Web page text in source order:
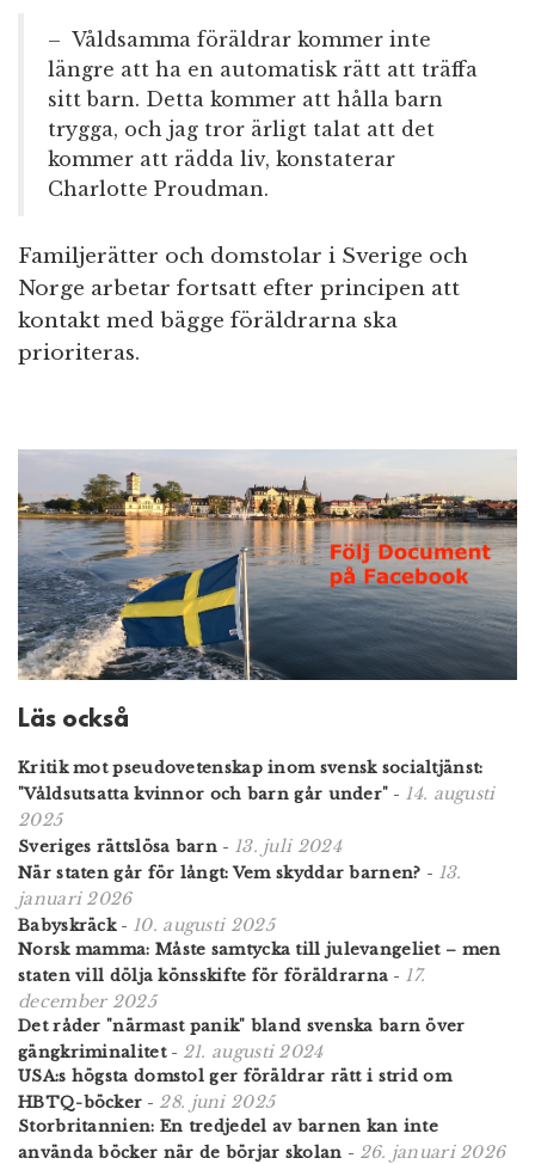
– Våldsamma föräldrar kommer inte
längre att ha en automatisk rätt att träffa
sitt barn. Detta kommer att hålla barn
trygga, och jag tror ärligt talat att det
kommer att rädda liv, konstaterar
Charlotte Proudman.
Familjerätter och domstolar i Sverige och
Norge arbetar fortsatt efter principen att
kontakt med bägge föräldrarna ska
prioriteras.
Läs också
Kritik mot pseudovetenskap inom svensk socialtjänst:
"Våldsutsatta kvinnor och barn går under" - 14. augusti
2025
Sveriges rättslösa barn- 13. juli 2024
När staten går för långt: Vem skyddar barnen? - 13.
januari 2026
Babyskräck- 10. augusti 2025
Norsk mamma: Måste samtycka till julevangeliet – men
staten vill dölja könsskifte för föräldrarna - 17.
december 2025
Det råder "närmast panik" bland svenska barn över
gängkriminalitet- 21. augusti 2024
USA:s högsta domstol ger föräldrar rätt i strid om
HBTQ-böcker - 28. juni 2025
Storbritannien: En tredjedel av barnen kan inte
använda böcker när de börjar skolan - 26. januari 2026